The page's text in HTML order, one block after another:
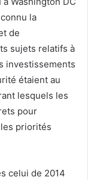
la
de
sujets relatifs à
investissements
étaient au
lesquels les
pour
priorités
celui de 2014